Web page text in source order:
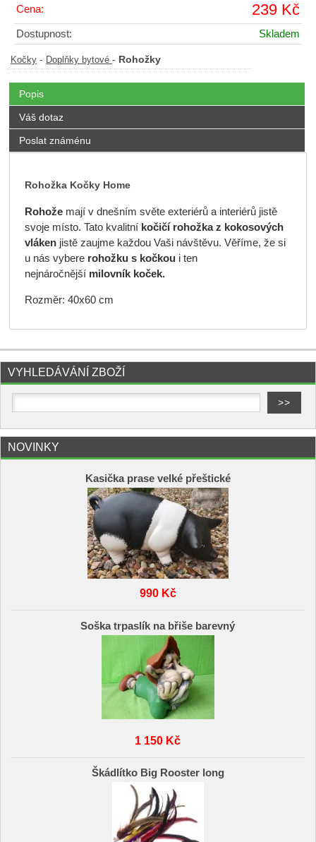
Cena: 239 Kč
Dostupnost: Skladem
Kočky - Doplňky bytové - Rohožky
Popis
Váš dotaz
Poslat známénu
Rohožka Kočky Home
Rohožemají v dnešním světe exteriérů a interiérů jistě
svoje místo. Tato kvalitní kočičí rohožka z kokosových
vlákenjistě zaujme každou Vaši návštěvu. Věříme, že si
u nás vybere rohožku s kočkoui ten
nejnáročnější milovník koček.
Rozměr: 40x60 cm
VYHLEDÁVÁNÍ ZBOŽÍ
NOVINKY
Kasička prase velké přeštické
990 Kč
Soška trpaslík na břiše barevný
1 150 Kč
Škádlítko Big Rooster long